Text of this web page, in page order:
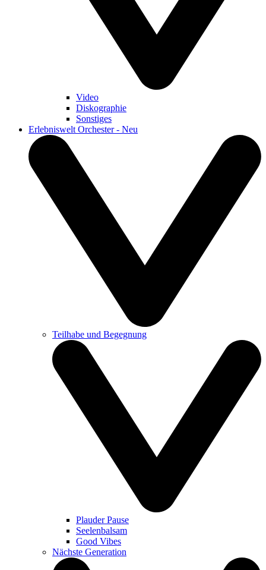
Video
Diskographie
Sonstiges
Erlebniswelt Orchester - Neu
Teilhabe und Begegnung
Plauder Pause
Seelenbalsam
Good Vibes
Nächste Generation